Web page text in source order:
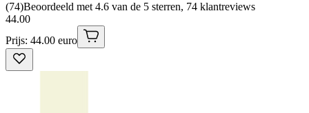
(74)Beoordeeld met 4.6 van de 5 sterren, 74 klantreviews
44.00
Prijs: 44.00 euro